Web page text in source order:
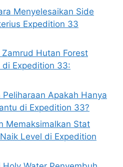
Menyelesaikan Side
Expedition 33
Hutan Forest
di Expedition 33:
Apakah Hanya
di Expedition 33?
Memaksimalkan Stat
Level di Expedition